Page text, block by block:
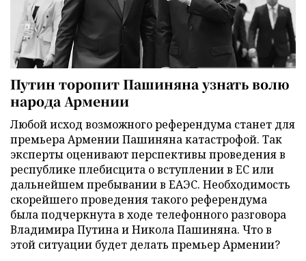
Путин торопит Пашиняна узнать волю
народа Армении
Любой исход возможного референдума станет для
премьера Армении Пашиняна катастрофой. Так
эксперты оценивают перспективы проведения в
республике плебисцита о вступлении в ЕС или
дальнейшем пребывании в ЕАЭС. Необходимость
скорейшего проведения такого референдума
была подчеркнута в ходе телефонного разговора
Владимира Путина и Никола Пашиняна. Что в
этой ситуации будет делать премьер Армении?